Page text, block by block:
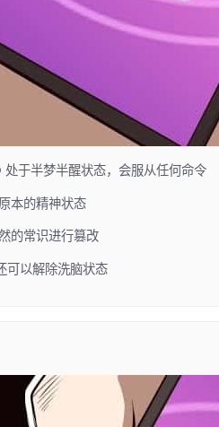
于半梦半醒状态，会服从任何命令
本的精神状态
的常识进行篡改
可以解除洗脑状态